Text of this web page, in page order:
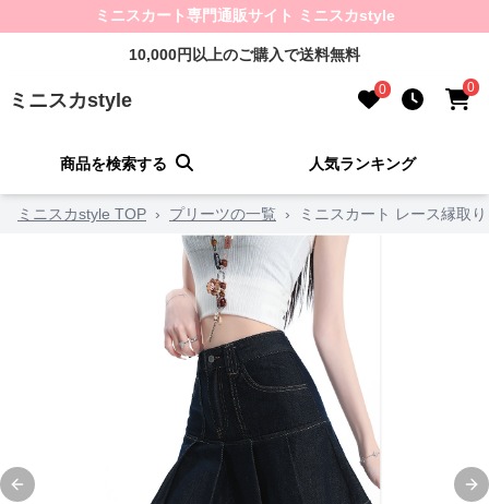
ミニスカート専門通販サイト ミニスカstyle
10,000円以上のご購入で送料無料
ミニスカstyle 0 0
商品を検索する 人気ランキング
ミニスカstyle TOP › プリーツの一覧 › ミニスカート レース縁取
Previous slide